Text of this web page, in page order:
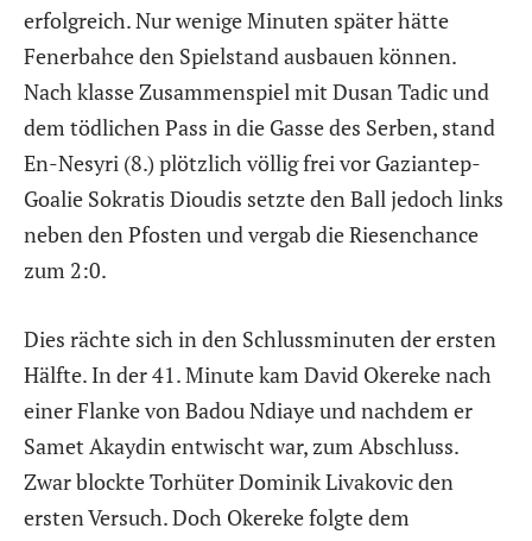
erfolgreich. Nur wenige Minuten später hätte
Fenerbahce den Spielstand ausbauen können.
Nach klasse Zusammenspiel mit Dusan Tadic und
dem tödlichen Pass in die Gasse des Serben, stand
En-Nesyri (8.) plötzlich völlig frei vor Gaziantep-
Goalie Sokratis Dioudis setzte den Ball jedoch links
neben den Pfosten und vergab die Riesenchance
zum 2:0.
Dies rächte sich in den Schlussminuten der ersten
Hälfte. In der 41. Minute kam David Okereke nach
einer Flanke von Badou Ndiaye und nachdem er
Samet Akaydin entwischt war, zum Abschluss.
Zwar blockte Torhüter Dominik Livakovic den
ersten Versuch. Doch Okereke folgte dem